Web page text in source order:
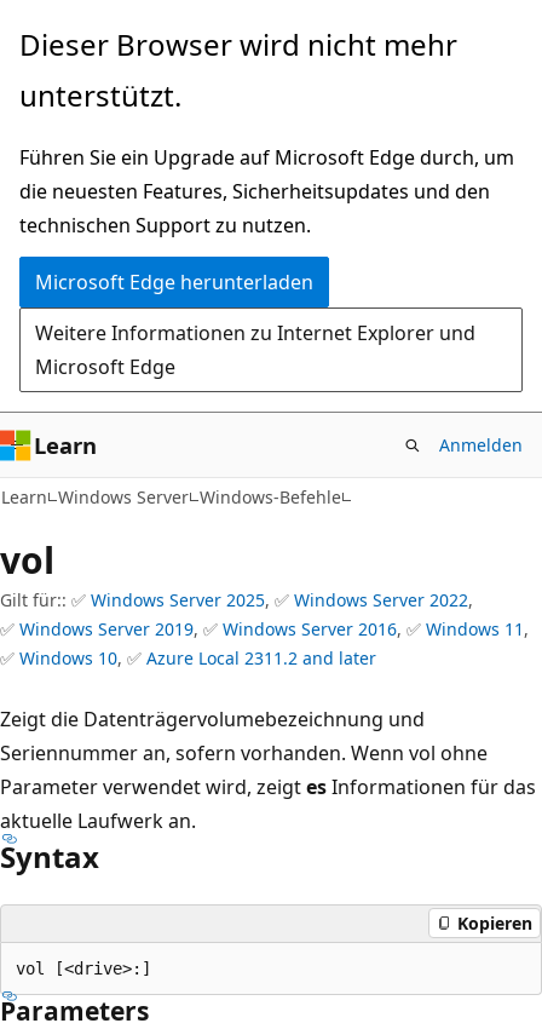
Zu
wechseln
Dieser Browser wird nicht mehr
unterstützt.
Führen Sie ein Upgrade auf Microsoft Edge durch, um
die neuesten Features, Sicherheitsupdates und den
technischen Support zu nutzen.
Microsoft Edge herunterladen
Weitere Informationen zu Internet Explorer und
Microsoft Edge
Learn Anmelden
Learn Windows Server Windows-Befehle
vol
Gilt für:: ✅ Windows Server 2025, ✅ Windows Server 2022,
✅ Windows Server 2019, ✅ Windows Server 2016, ✅ Windows 11 ,
✅ Windows 10, ✅ Azure Local 2311.2 and later
Zeigt die Datenträgervolumebezeichnung und
Seriennummer an, sofern vorhanden. Wenn vol ohne
Parameter verwendet wird, zeigtesInformationen für das
aktuelle Laufwerk an.
Syntax
Kopieren
Parameters